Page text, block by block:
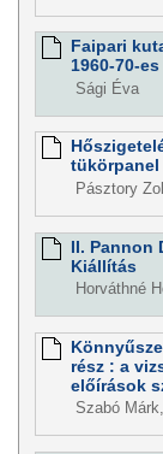
Faipari
1960-70-
Sági Éva
tükörpanel
Pásztory
II. Pannon
Kiállítás
Horváthné
rész : a
előírások
Szabó